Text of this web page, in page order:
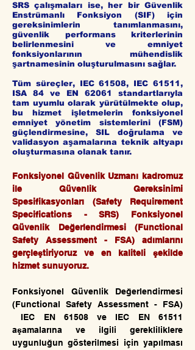
SRS çalışmaları ise, her bir Güvenlik
Enstrümanlı Fonksiyon (SIF) için
gereksinimlerin tanımlanmasını,
güvenlik performans kriterlerinin
belirlenmesini ve emniyet
fonksiyonlarının mühendislik
şartnamesinin oluşturulmasını sağlar.
Tüm süreçler, IEC 61508, IEC 61511,
ISA 84 ve EN 62061 standartlarıyla
tam uyumlu olarak yürütülmekte olup,
bu hizmet işletmelerin fonksiyonel
emniyet yönetim sistemlerini (FSM)
güçlendirmesine, SIL doğrulama ve
validasyon aşamalarına teknik altyapı
oluşturmasına olanak tanır.
Fonksiyonel Güvenlik Uzmanı kadromuz
ile Güvenlik Gereksinimi
Spesifikasyonları (Safety Requirement
Specifications - SRS) Fonksiyonel
Güvenlik Değerlendirmesi (Functional
Safety Assessment - FSA) adımlarını
gerçleştiriyoruz veen kaliteli şekilde
hizmet sunuyoruz.
Fonksiyonel Güvenlik Değerlendirmesi
(Functional Safety Assessment - FSA)
IEC EN 61508 ve IEC EN 61511
aşamalarına ve ilgili gerekliliklere
uygunluğun gösterilmesi için yapılması